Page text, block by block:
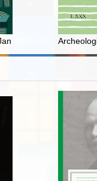
tobacco smoking in
: interesujący
of emigration from
Taczel z Raciborza